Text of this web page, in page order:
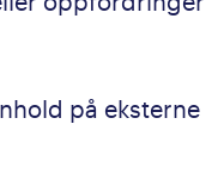
på eksterne